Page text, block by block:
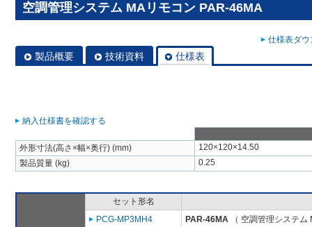
空調管理システム MAリモコン PAR-46MA
仕様表ダ
製品概要 技術資料 仕様表
納入仕様書を確認する
外形寸法(高さ×幅×奥行) (mm)
120×120×14.50
製品質量 (kg)
0.25
セット形名
PCG-MP3MH4
PAR-46MA （ 空調管理システム